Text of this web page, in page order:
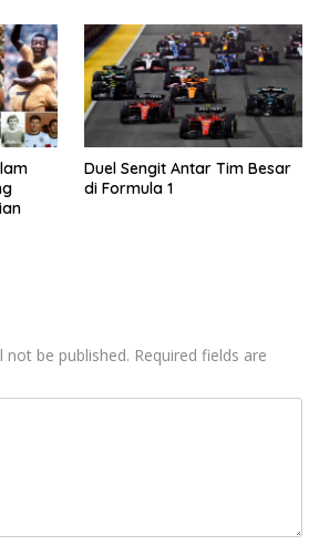
Duel Sengit Antar Tim Besar
di Formula 1
not be published. Required fields are